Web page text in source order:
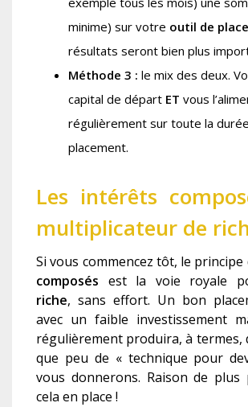
minime) sur votre outil de
résultats seront bien plus
Méthode 3 : le mix des deux.
capital de départ ET vous
régulièrement sur toute la
placement.
Les intérêts
multiplicateur de
Si vous commencez tôt, le principe
composés est la voie royale
riche, sans effort. Un bon
avec un faible investissement
régulièrement produira, à termes,
que peu de « technique pour
vous donnerons. Raison de
cela en place !